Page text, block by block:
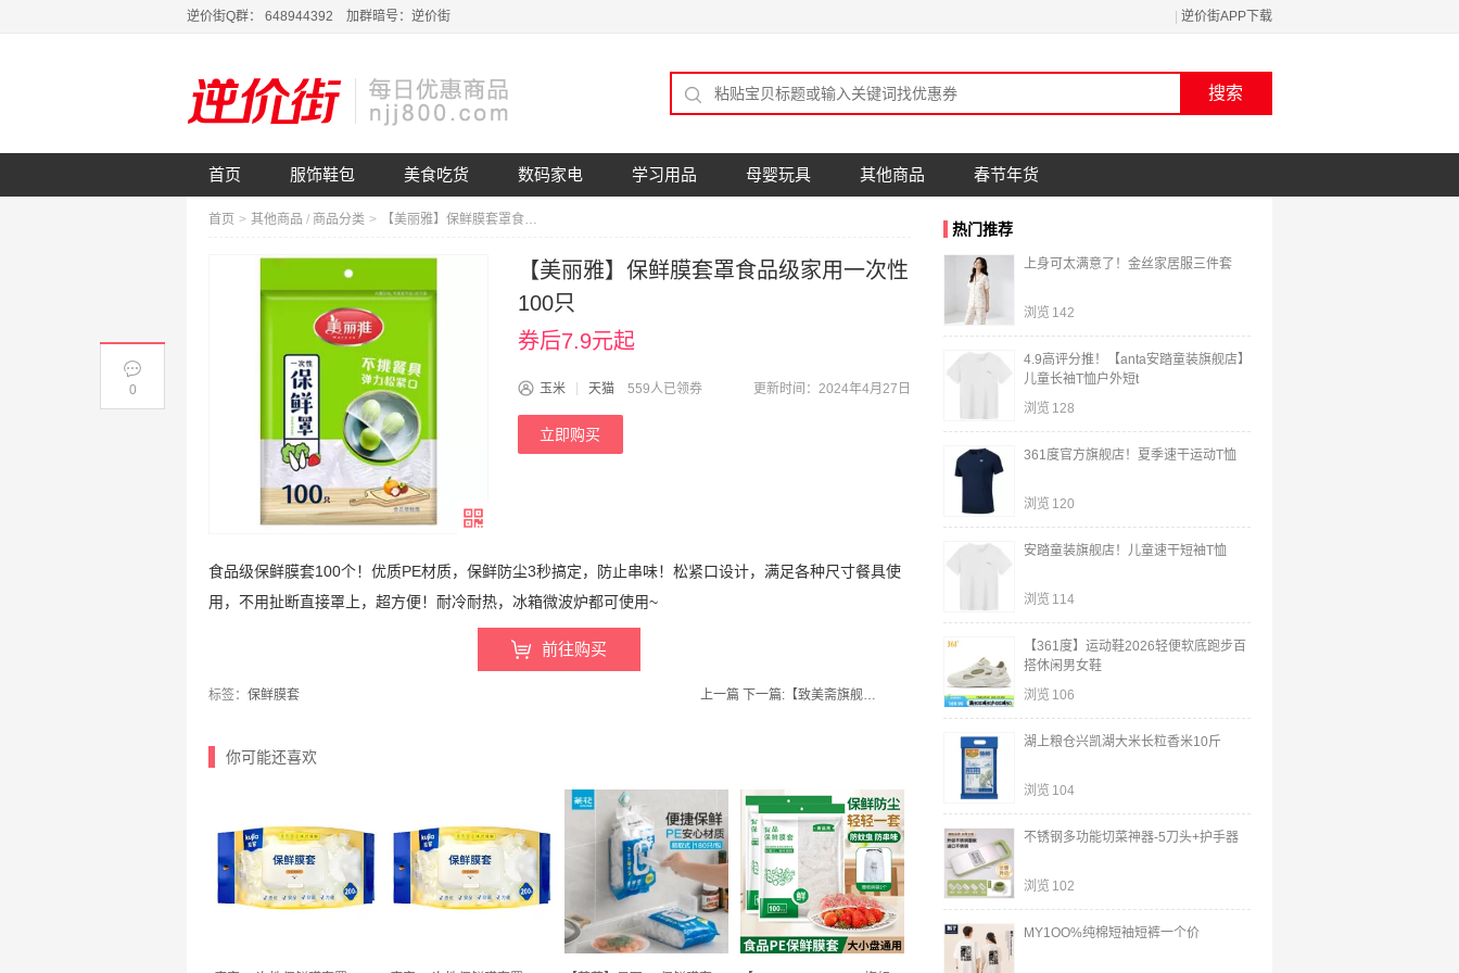
逆价街Q群： 648944392 加群暗号：逆价街 逆价街APP下载
首页 服饰鞋包 美食吃货 数码家电 学习用品 母婴玩具 其他商品 春节年货
首页 > 其他商品 / 商品分类 > 【美丽雅】保鲜膜套罩食品级家用一次性100只
【美丽雅】保鲜膜套罩食品级家用一次性
100只
券后7.9元起
玉米 天猫 559人已领券 更新时间：2024年4月27日
立即购买
食品级保鲜膜套100个！优质PE材质，保鲜防尘3秒搞定，防止串味！松紧口设计，满足各种尺寸餐具使
用，不用扯断直接罩上，超方便！耐冷耐热，冰箱微波炉都可使用~
前往购买
标签： 保鲜膜套 上一篇 下一篇: 【致美斋旗舰店】盐焗鸡粉30g*3包
你可能还喜欢
热门推荐
上身可太满意了！金丝家居服三件套
浏览 142
4.9高评分推！【anta安踏童装旗舰店】
儿童长袖T恤户外短t
浏览 128
361度官方旗舰店！夏季速干运动T恤
浏览 120
安踏童装旗舰店！儿童速干短袖T恤
浏览 114
【361度】运动鞋2026轻便软底跑步百
搭休闲男女鞋
浏览 106
湖上粮仓兴凯湖大米长粒香米10斤
浏览 104
不锈钢多功能切菜神器-5刀头+护手器
浏览 102
MY1OO%纯棉短袖短裤一个价
0